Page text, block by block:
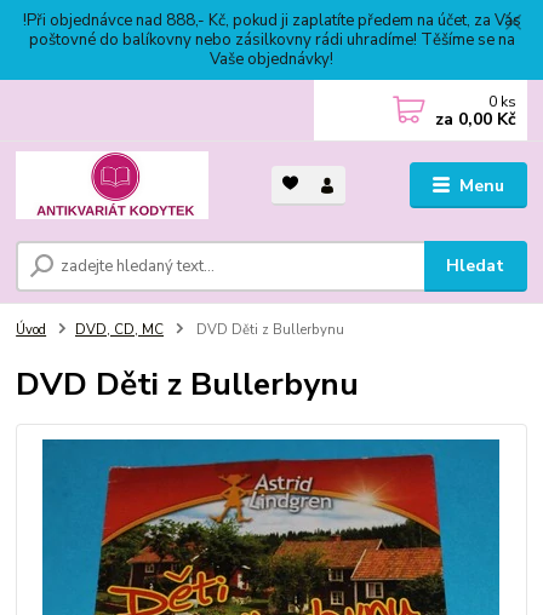
!Při objednávce nad 888,- Kč, pokud ji zaplatíte předem na účet, za Vás
poštovné do balíkovny nebo zásilkovny rádi uhradíme! Těšíme se na
Vaše objednávky!
Menu
Hledat
0 ks
za 0,00 Kč
Úvod DVD, CD, MC DVD Děti z Bullerbynu
DVD Děti z Bullerbynu